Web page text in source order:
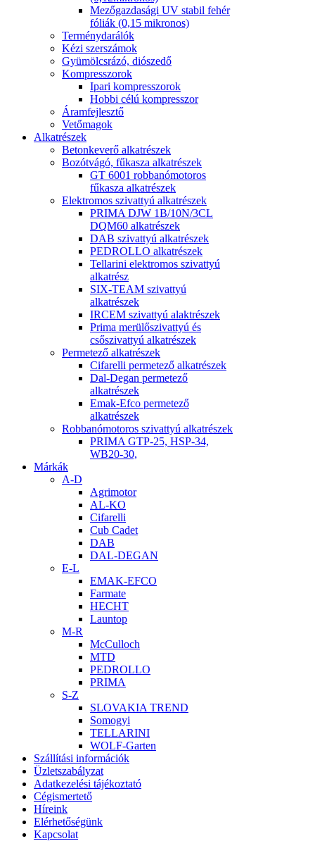
Mezőgazdasági UV stabil fehér
fóliák (0,15 mikronos)
Terménydarálók
Kézi szerszámok
Gyümölcsrázó, diószedő
Kompresszorok
Ipari kompresszorok
Hobbi célú kompresszor
Áramfejlesztő
Vetőmagok
Alkatrészek
Betonkeverő alkatrészek
Bozótvágó, fűkasza alkatrészek
GT 6001 robbanómotoros
fűkasza alkatrészek
Elektromos szivattyú alkatrészek
PRIMA DJW 1B/10N/3CL
DQM60 alkatrészek
DAB szivattyú alkatrészek
PEDROLLO alkatrészek
Tellarini elektromos szivattyú
alkatrész
SIX-TEAM szivattyú
alkatrészek
IRCEM szivattyú alaktrészek
Prima merülőszivattyú és
csőszivattyú alkatrészek
Permetező alkatrészek
Cifarelli permetező alkatrészek
Dal-Degan permetező
alkatrészek
Emak-Efco permetező
alkatrészek
Robbanómotoros szivattyú alkatrészek
PRIMA GTP-25, HSP-34,
WB20-30,
Márkák
A-D
Agrimotor
AL-KO
Cifarelli
Cub Cadet
DAB
DAL-DEGAN
E-L
EMAK-EFCO
Farmate
HECHT
Launtop
M-R
McCulloch
MTD
PEDROLLO
PRIMA
S-Z
SLOVAKIA TREND
Somogyi
TELLARINI
WOLF-Garten
Szállítási információk
Üzletszabályzat
Adatkezelési tájékoztató
Cégismertető
Híreink
Elérhetőségünk
Kapcsolat